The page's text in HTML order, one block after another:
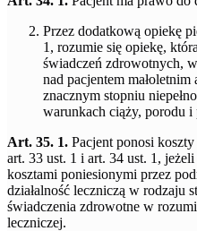
Przez dodatkową opiekę
1, rozumie się opiekę,
świadczeń zdrowotnych,
nad pacjentem
znacznym stopniu
warunkach ciąży, porodu i
Art. 35. 1. Pacjent ponosi
art. 33 ust. 1 i art. 34 ust. 1,
kosztami poniesionymi przez
działalność leczniczą w rodzaju
świadczenia zdrowotne w
leczniczej.